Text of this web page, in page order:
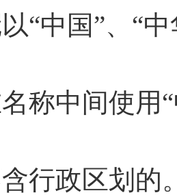
以“中国”、“
名称中间使用
含行政区划的